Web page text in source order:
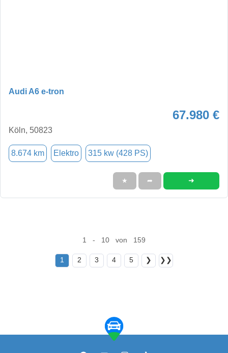
Audi A6 e-tron
67.980 €
Köln, 50823
8.674 km Elektro 315 kw (428 PS)
★ ➦ ➜
1 - 10 von 159
1 2 3 4 5 ❯ ❯❯